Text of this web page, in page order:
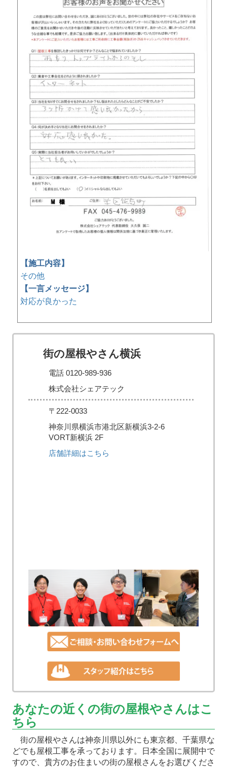
【施工内容】
その他
【一言メッセージ】
対応が良かった
街の屋根やさん横浜
電話 0120-989-936
株式会社シェアテック
〒222-0033
神奈川県横浜市港北区新横浜3-2-6
VORT新横浜 2F
店舗詳細はこちら
あなたの近くの街の屋根やさんはこ
ちら
街の屋根やさんは神奈川県以外にも東京都、千葉県な
どでも屋根工事を承っております。日本全国に展開中で
すので、貴方のお住まいの街の屋根さんをお選びくださ